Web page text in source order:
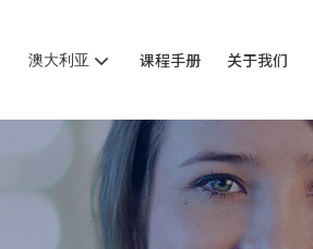
澳大利亚 课程手册 关于我们